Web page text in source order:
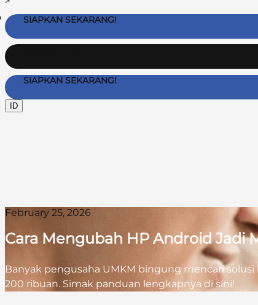
SIAPKAN SEKARANG!
SIAPKAN SEKARANG!
ID
February 25, 2026
Cara Mengubah HP Android Jadi
Banyak pengusaha UMKM bingung mencari
200 ribuan. Simak panduan lengkapnya di sini!